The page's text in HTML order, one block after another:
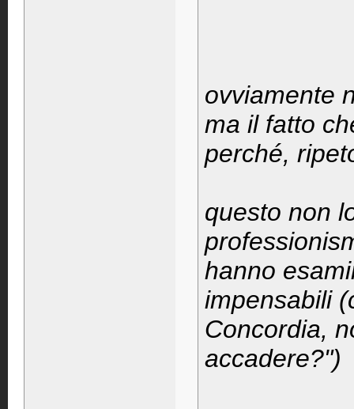
ovviamente
ma il fatto
perché,
questo non
hanno
impensabili
Concordia,
accadere?")